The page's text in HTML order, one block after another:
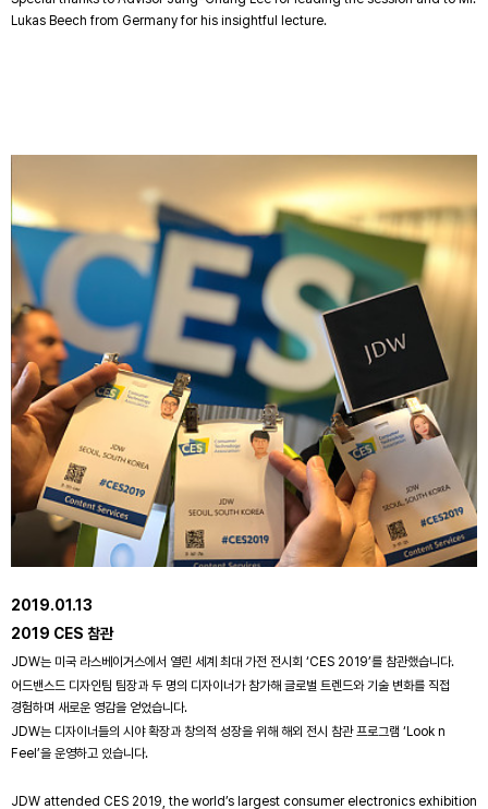
Lukas Beech from Germany for his insightful lecture.
2019.01.13
2019 CES 참관
JDW는 미국 라스베이거스에서 열린 세계 최대 가전 전시회 ‘CES 2019’를 참관했습니다.
어드밴스드 디자인팀 팀장과 두 명의 디자이너가 참가해 글로벌 트렌드와 기술 변화를 직접
경험하며 새로운 영감을 얻었습니다.
JDW는 디자이너들의 시야 확장과 창의적 성장을 위해 해외 전시 참관 프로그램 ‘Look n
Feel’을 운영하고 있습니다.
JDW attended CES 2019, the world’s largest consumer electronics exhibition